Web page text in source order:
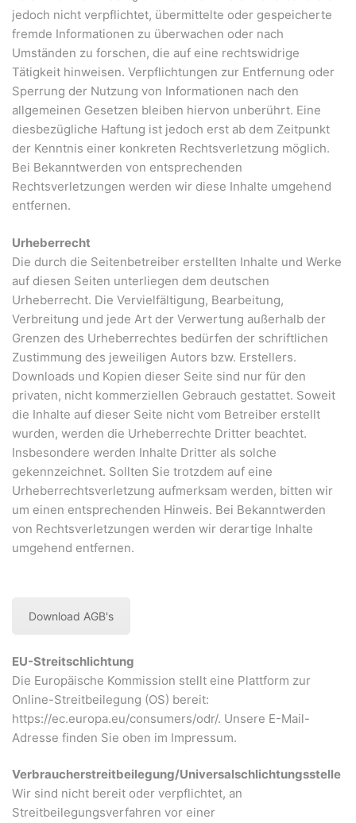
jedoch nicht verpflichtet, übermittelte oder gespeicherte
fremde Informationen zu überwachen oder nach
Umständen zu forschen, die auf eine rechtswidrige
Tätigkeit hinweisen. Verpflichtungen zur Entfernung oder
Sperrung der Nutzung von Informationen nach den
allgemeinen Gesetzen bleiben hiervon unberührt. Eine
diesbezügliche Haftung ist jedoch erst ab dem Zeitpunkt
der Kenntnis einer konkreten Rechtsverletzung möglich.
Bei Bekanntwerden von entsprechenden
Rechtsverletzungen werden wir diese Inhalte umgehend
entfernen.
Urheberrecht
Die durch die Seitenbetreiber erstellten Inhalte und Werke
auf diesen Seiten unterliegen dem deutschen
Urheberrecht. Die Vervielfältigung, Bearbeitung,
Verbreitung und jede Art der Verwertung außerhalb der
Grenzen des Urheberrechtes bedürfen der schriftlichen
Zustimmung des jeweiligen Autors bzw. Erstellers.
Downloads und Kopien dieser Seite sind nur für den
privaten, nicht kommerziellen Gebrauch gestattet. Soweit
die Inhalte auf dieser Seite nicht vom Betreiber erstellt
wurden, werden die Urheberrechte Dritter beachtet.
Insbesondere werden Inhalte Dritter als solche
gekennzeichnet. Sollten Sie trotzdem auf eine
Urheberrechtsverletzung aufmerksam werden, bitten wir
um einen entsprechenden Hinweis. Bei Bekanntwerden
von Rechtsverletzungen werden wir derartige Inhalte
umgehend entfernen.
Download AGB's
EU-Streitschlichtung
Die Europäische Kommission stellt eine Plattform zur
Online-Streitbeilegung (OS) bereit:
https://ec.europa.eu/consumers/odr/. Unsere E-Mail-
Adresse finden Sie oben im Impressum.
Verbraucherstreitbeilegung/Universalschlichtungsstelle
Wir sind nicht bereit oder verpflichtet, an
Streitbeilegungsverfahren vor einer